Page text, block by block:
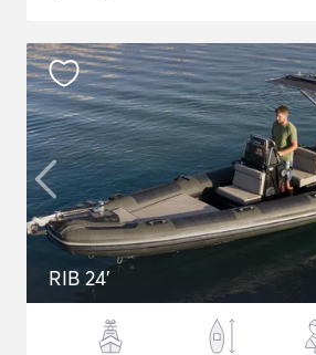
RIB 24'